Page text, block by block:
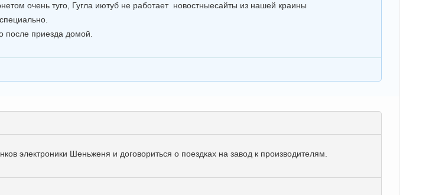
очень туго, Гугла иютуб не работает новостныесайты из нашей краины
после приезда домой.
электроники Шеньженя и договориться о поездках на завод к производителям.